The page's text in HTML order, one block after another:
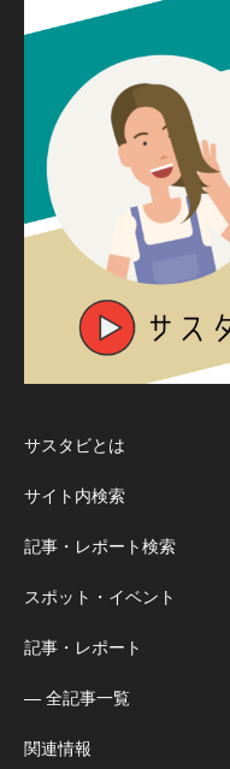
サスタビとは
サイト内検索
記事・レポート検索
スポット・イベント
記事・レポート
― 全記事一覧
関連情報